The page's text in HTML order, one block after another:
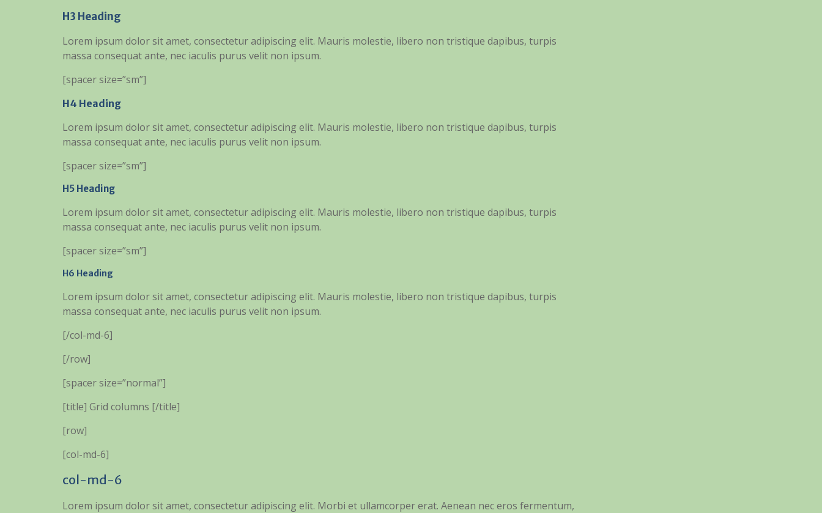
H3 Heading
Lorem ipsum dolor sit amet, consectetur adipiscing elit. Mauris molestie, libero non tristique dapibus, turpis
massa consequat ante, nec iaculis purus velit non ipsum.
[spacer size=”sm”]
H4 Heading
Lorem ipsum dolor sit amet, consectetur adipiscing elit. Mauris molestie, libero non tristique dapibus, turpis
massa consequat ante, nec iaculis purus velit non ipsum.
[spacer size=”sm”]
H5 Heading
Lorem ipsum dolor sit amet, consectetur adipiscing elit. Mauris molestie, libero non tristique dapibus, turpis
massa consequat ante, nec iaculis purus velit non ipsum.
[spacer size=”sm”]
H6 Heading
Lorem ipsum dolor sit amet, consectetur adipiscing elit. Mauris molestie, libero non tristique dapibus, turpis
massa consequat ante, nec iaculis purus velit non ipsum.
[/col-md-6]
[/row]
[spacer size=”normal”]
[title] Grid columns [/title]
[row]
[col-md-6]
col-md-6
Lorem ipsum dolor sit amet, consectetur adipiscing elit. Morbi et ullamcorper erat. Aenean nec eros fermentum,